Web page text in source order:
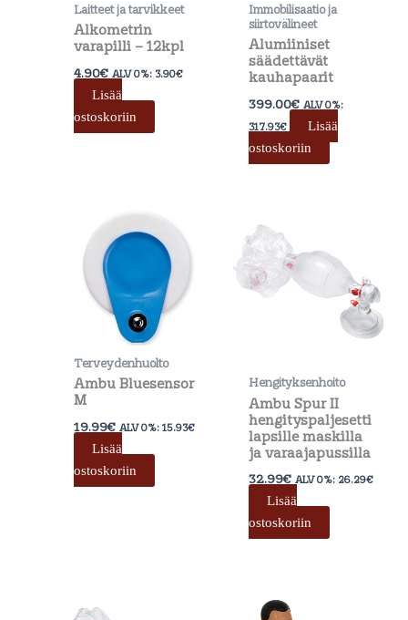
Laitteet ja tarvikkeet
Alkometrin
varapilli – 12kpl
4.90€ ALV 0%: 3.90€
Lisää
ostoskoriin
Immobilisaatio ja
siirtovälineet
Alumiiniset
säädettävät
kauhapaarit
399.00€ ALV 0%:
317.93€
Lisää
ostoskoriin
Terveydenhuolto
Ambu Bluesensor
M
19.99€ ALV 0%:15.93€
Lisää
ostoskoriin
Hengityksenhoito
Ambu Spur II
hengityspaljesetti
lapsille maskilla
ja varaajapussilla
32.99€ ALV 0%: 26.29€
Lisää
ostoskoriin